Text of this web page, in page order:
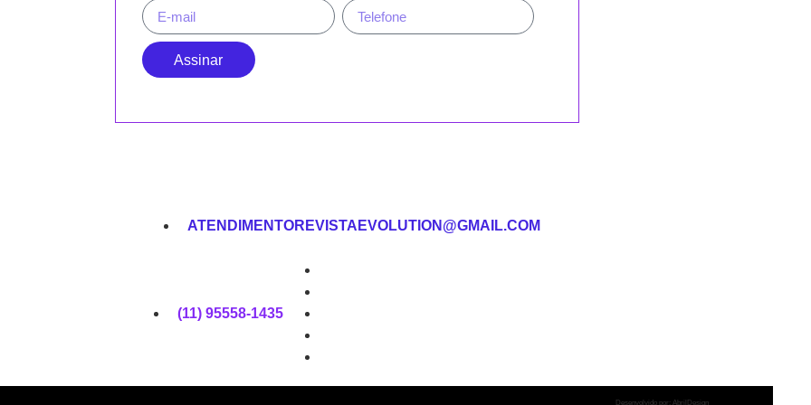
Assinar
ATENDIMENTOREVISTAEVOLUTION@GMAIL.COM
(11) 95558-1435
Desenvolvido por: AbrilDesign